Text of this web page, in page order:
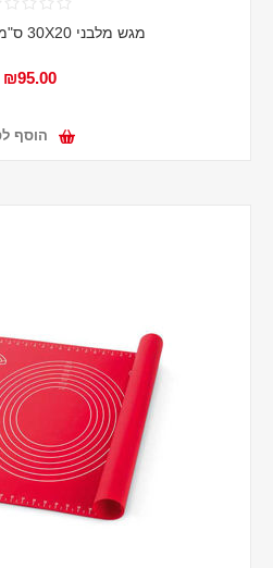
מגש מלבני 30X20 ס"מ Down Town
₪95.00
הוסף